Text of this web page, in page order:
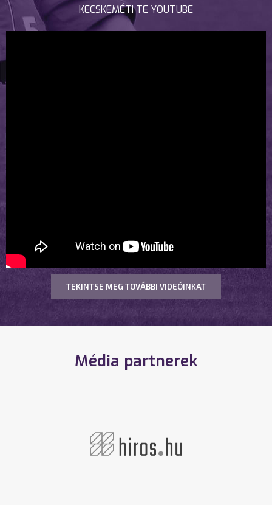
KECSKEMÉTI TE YOUTUBE
TEKINTSE MEG TOVÁBBI VIDEÓINKAT
Média partnerek